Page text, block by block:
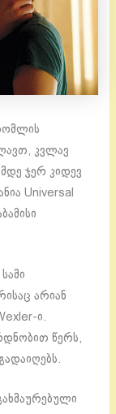
კვლავ
ჯერ კიდევ
Universal
არიან
ი.
წერს,